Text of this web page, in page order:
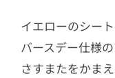
イエローのシー
バースデー仕様
さすまたをかま